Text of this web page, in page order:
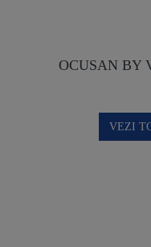
OCUSAN BY
VEZI